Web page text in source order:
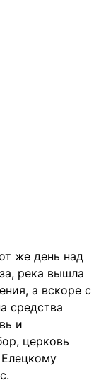
же день над
река вышла
а вскоре с
средства
и
церковь